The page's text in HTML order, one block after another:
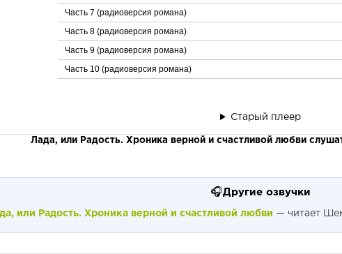
Часть 7 (радиоверсия романа)
Часть 8 (радиоверсия романа)
Часть 9 (радиоверсия романа)
Часть 10 (радиоверсия романа)
Старый плеер
Лада, или Радость. Хроника верной и счастливой любви
🎧Другие озвучки
или Радость. Хроника верной и счастливой любви — читает